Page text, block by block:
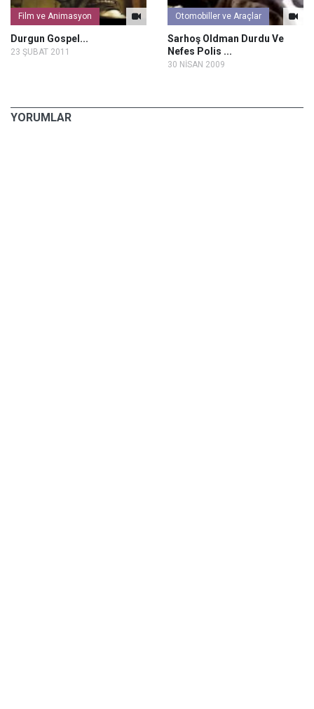
Film ve Animasyon
Durgun Gospel...
23 ŞUBAT 2011
Otomobiller ve Araçlar
Sarhoş Oldman Durdu Ve
Nefes Polis ...
30 NİSAN 2009
YORUMLAR